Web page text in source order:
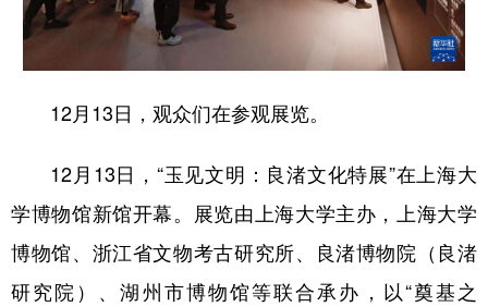
12月13日，观众们在参观展览。
12月13日，“玉见文明：良渚文化特展”在上海大
学博物馆新馆开幕。展览由上海大学主办，上海大学
博物馆、浙江省文物考古研究所、良渚博物院（良渚
研究院）、湖州市博物馆等联合承办，以“奠基之